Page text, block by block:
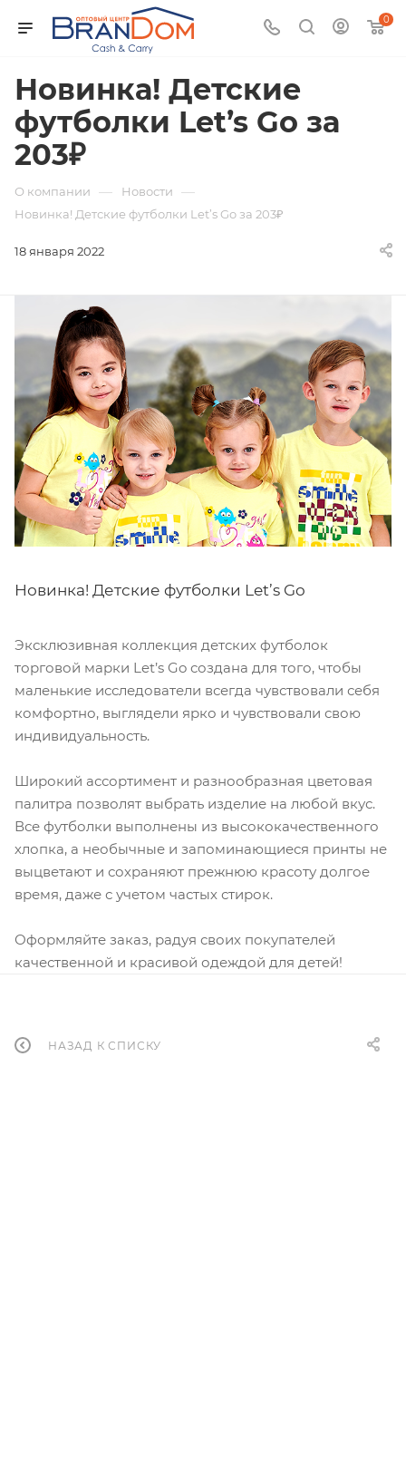
0
Новинка! Детские
футболки Let’s Go за
203₽
О компании — Новости —
Новинка! Детские футболки Let’s Go за 203₽
18 января 2022
Новинка! Детские футболки Let’s Go
Эксклюзивная коллекция детских футболок
торговой марки Let’s Go создана для того, чтобы
маленькие исследователи всегда чувствовали себя
комфортно, выглядели ярко и чувствовали свою
индивидуальность.
Широкий ассортимент и разнообразная цветовая
палитра позволят выбрать изделие на любой вкус.
Все футболки выполнены из высококачественного
хлопка, а необычные и запоминающиеся принты не
выцветают и сохраняют прежнюю красоту долгое
время, даже с учетом частых стирок.
Оформляйте заказ, радуя своих покупателей
качественной и красивой одеждой для детей!
НАЗАД К СПИСКУ